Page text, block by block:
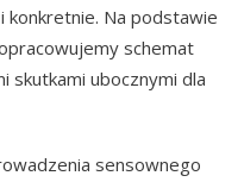
Na podstawie
schemat
skutkami ubocznymi dla
sensownego